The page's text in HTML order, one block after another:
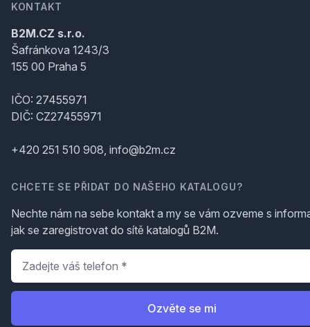
KONTAKT
B2M.CZ s.r.o.
Šafránkova 1243/3
155 00 Praha 5
IČO: 27455971
DIČ: CZ27455971
+420 251 510 908, info@b2m.cz
CHCETE SE PŘIDAT DO NAŠEHO KATALOGU?
Nechte nám na sebe kontakt a my se vám ozveme s
jak se zaregistrovat do sítě katalogů B2M.
Telefon
Ozvěte se mi